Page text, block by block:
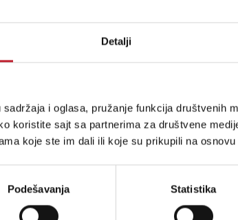
Detalji
i oglasa, pružanje funkcija društvenih
koristite sajt sa partnerima za društvene
koje ste im dali ili koje su prikupili na
Podešavanja Statistika
- 100V Pojačala
PA Amplifier, 500W, with 6 separate